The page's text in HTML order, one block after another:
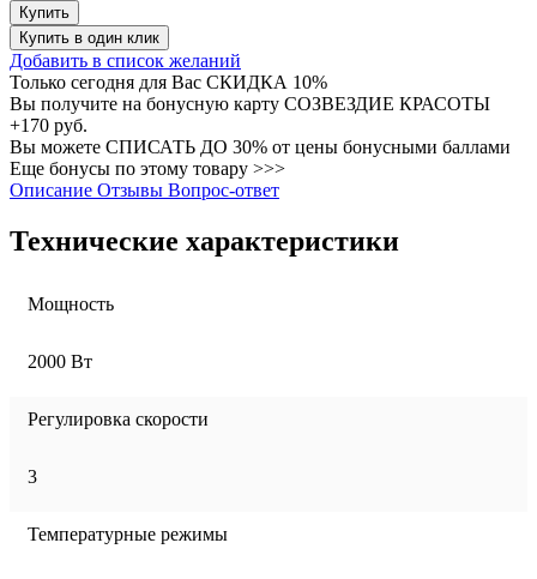
Купить
Купить в один клик
Добавить в список желаний
Только сегодня для Вас СКИДКА 10%
Вы получите на бонусную карту СОЗВЕЗДИЕ КРАСОТЫ
+170 руб.
Вы можете СПИСАТЬ ДО 30% от цены бонусными баллами
Еще бонусы по этому товару >>>
Описание Отзывы Вопрос-ответ
Технические характеристики
Мощность
2000 Вт
Регулировка скорости
3
Температурные режимы